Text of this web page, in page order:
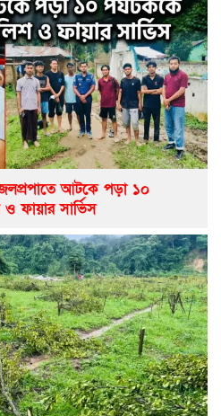
আটকে পড়া ১০
ফায়ার সার্ভিস